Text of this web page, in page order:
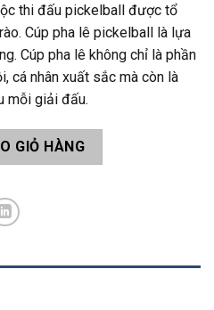
thi đấu pickelball được tổ
Cúp pha lê pickelball là lựa
Cúp pha lê không chỉ là phần
cá nhân xuất sắc mà còn là
mỗi giải đấu.
lượng
GIỎ HÀNG